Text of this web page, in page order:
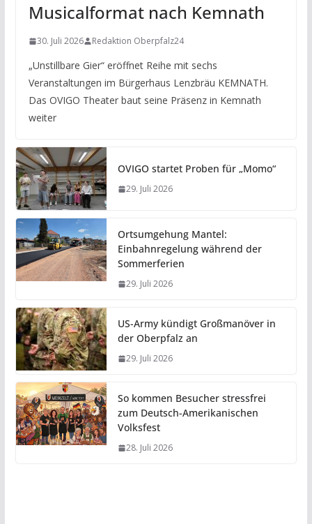
Musicalformat nach Kemnath
30. Juli 2026 Redaktion Oberpfalz24
„Unstillbare Gier“ eröffnet Reihe mit sechs
Veranstaltungen im Bürgerhaus Lenzbräu KEMNATH.
Das OVIGO Theater baut seine Präsenz in Kemnath
weiter
OVIGO startet Proben für „Momo“
29. Juli 2026
Ortsumgehung Mantel:
Einbahnregelung während der
Sommerferien
29. Juli 2026
US-Army kündigt Großmanöver in
der Oberpfalz an
29. Juli 2026
So kommen Besucher stressfrei
zum Deutsch-Amerikanischen
Volksfest
28. Juli 2026